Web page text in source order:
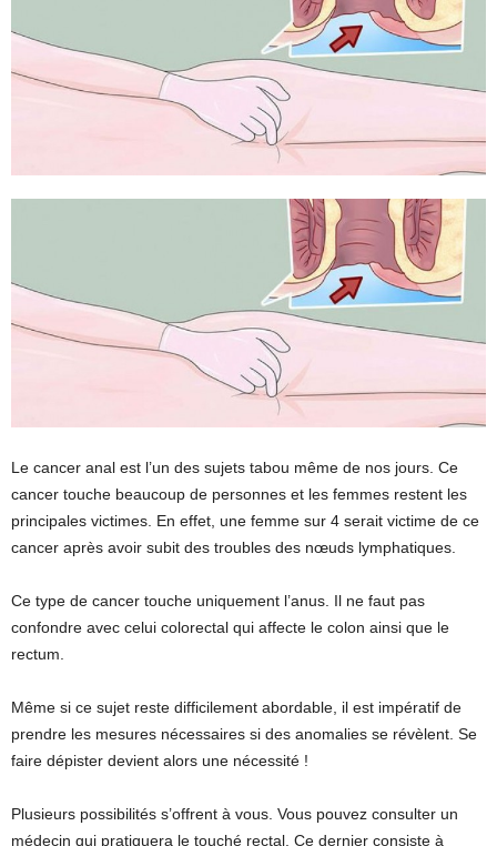
Le cancer anal est l’un des sujets tabou même de nos jours. Ce
cancer touche beaucoup de personnes et les femmes restent les
principales victimes. En effet, une femme sur 4 serait victime de ce
cancer après avoir subit des troubles des nœuds lymphatiques.
Ce type de cancer touche uniquement l’anus. Il ne faut pas
confondre avec celui colorectal qui affecte le colon ainsi que le
rectum.
Même si ce sujet reste difficilement abordable, il est impératif de
prendre les mesures nécessaires si des anomalies se révèlent. Se
faire dépister devient alors une nécessité !
Plusieurs possibilités s’offrent à vous. Vous pouvez consulter un
médecin qui pratiquera le touché rectal. Ce dernier consiste à